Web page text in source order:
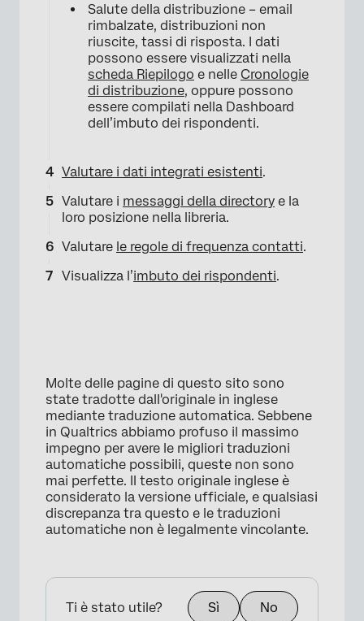
Salute della distribuzione – email
rimbalzate, distribuzioni non
riuscite, tassi di risposta. I dati
possono essere visualizzati nella
scheda Riepilogo e nelle Cronologie
di distribuzione, oppure possono
essere compilati nella Dashboard
dell’imbuto dei rispondenti.
Valutare i dati integrati esistenti.
Valutare i messaggi della directory e la
loro posizione nella libreria.
Valutare le regole di frequenza contatti.
Visualizza l’imbuto dei rispondenti.
Molte delle pagine di questo sito sono
state tradotte dall'originale in inglese
mediante traduzione automatica. Sebbene
in Qualtrics abbiamo profuso il massimo
impegno per avere le migliori traduzioni
automatiche possibili, queste non sono
mai perfette. Il testo originale inglese è
considerato la versione ufficiale, e qualsiasi
discrepanza tra questo e le traduzioni
automatiche non è legalmente vincolante.
Ti è stato utile? Sì No